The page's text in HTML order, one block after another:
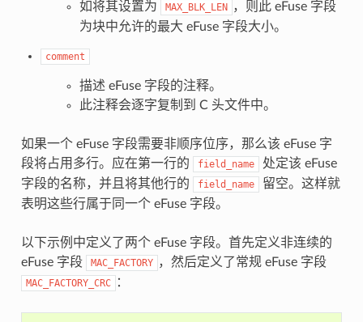
如将其设置为
MAX_BLK_LEN ，则此 eFuse 字段
为块中允许的最大 eFuse 字段大小。
comment
描述 eFuse 字段的注释。
此注释会逐字复制到 C 头文件中。
如果一个 eFuse 字段需要非顺序位序，那么该 eFuse 字
段将占用多行。应在第一行的
field_name
处定该 eFuse
字段的名称，并且将其他行的
field_name
留空。这样就
表明这些行属于同一个 eFuse 字段。
以下示例中定义了两个 eFuse 字段。首先定义非连续的
eFuse 字段
MAC_FACTORY ，然后定义了常规 eFuse 字段
MAC_FACTORY_CRC ：